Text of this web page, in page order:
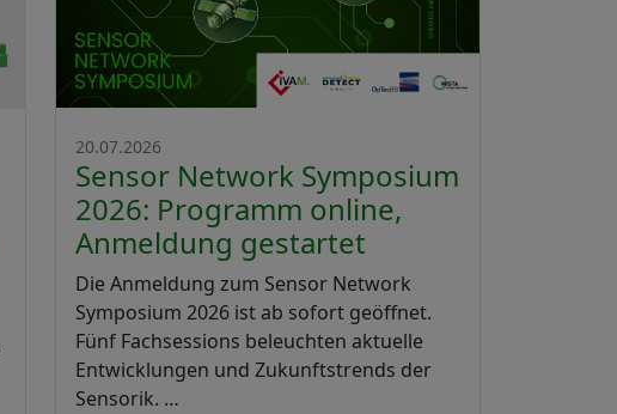
20.07.2026
Sensor Network Symposium
2026: Programm online,
Anmeldung gestartet
Die Anmeldung zum Sensor Network
Symposium 2026 ist ab sofort geöffnet.
Fünf Fachsessions beleuchten aktuelle
Entwicklungen und Zukunftstrends der
Sensorik. …